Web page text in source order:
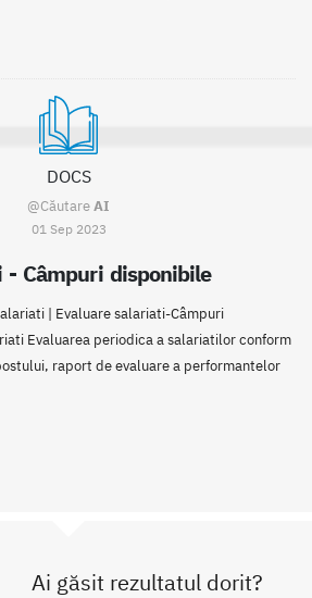
DOCS
@CăutareAI
01 Sep 2023
- Câmpuri disponibile
| Evaluare salariati-Câmpuri
Evaluarea periodica a salariatilor conform
raport de evaluare a performantelor
Ai găsit rezultatul dorit?